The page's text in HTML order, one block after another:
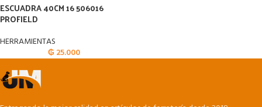
ESCUADRA 40CM 16 506016
PROFIELD
HERRAMIENTAS
₲ 25.000